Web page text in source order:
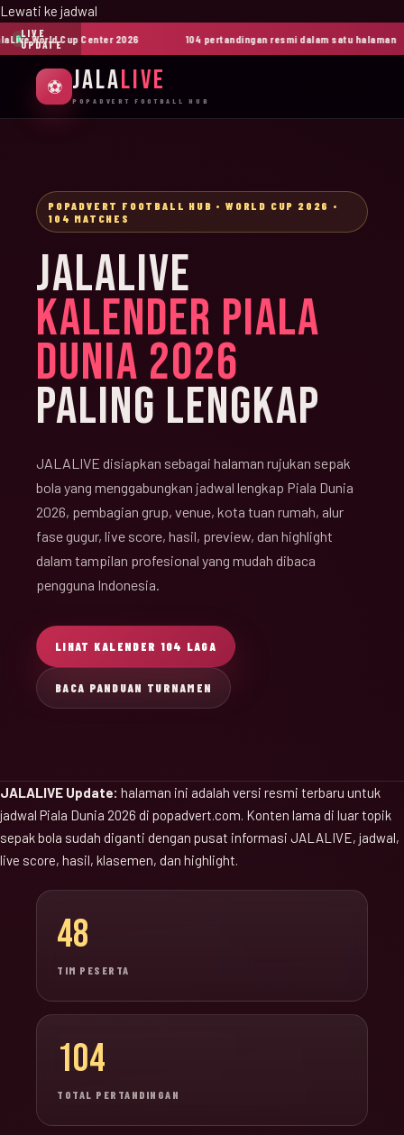
Lewati ke jadwal
LIVE
UPDATE
World Cup Center 2026 104 pertandingan resmi dalam satu halaman
⚽ JALALIVE
POPADVERT FOOTBALL HUB
POPADVERT FOOTBALL HUB • WORLD CUP 2026 •
104 MATCHES
JALALIVE
KALENDER PIALA
DUNIA 2026
PALING LENGKAP
JALALIVE disiapkan sebagai halaman rujukan sepak
bola yang menggabungkan jadwal lengkap Piala Dunia
2026, pembagian grup, venue, kota tuan rumah, alur
fase gugur, live score, hasil, preview, dan highlight
dalam tampilan profesional yang mudah dibaca
pengguna Indonesia.
LIHAT KALENDER 104 LAGA
BACA PANDUAN TURNAMEN
JALALIVE Update: halaman ini adalah versi resmi terbaru untuk
jadwal Piala Dunia 2026 di popadvert.com. Konten lama di luar topik
sepak bola sudah diganti dengan pusat informasi JALALIVE, jadwal,
live score, hasil, klasemen, dan highlight.
48
TIM PESERTA
104
TOTAL PERTANDINGAN